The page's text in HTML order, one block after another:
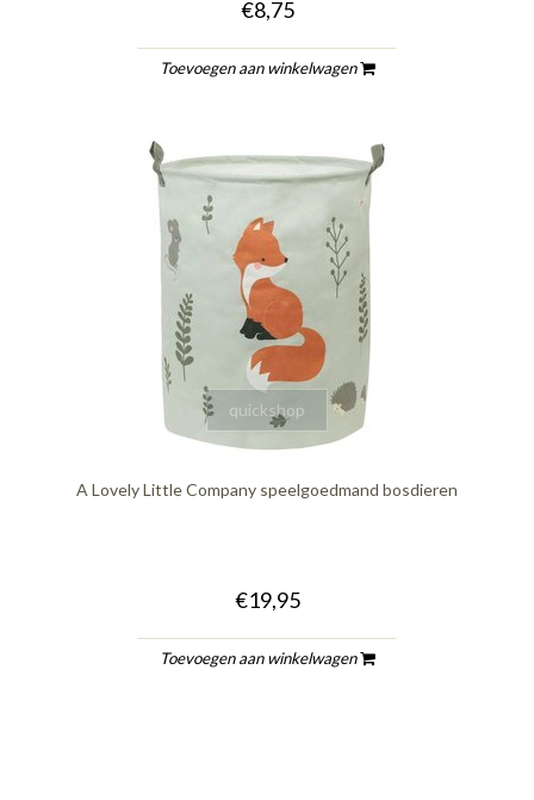
€8,75
Toevoegen aan winkelwagen
quickshop
A Lovely Little Company speelgoedmand bosdieren
€19,95
Toevoegen aan winkelwagen